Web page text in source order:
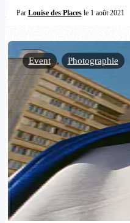
Par Louise des Placesle 1 août 2021
Event , Photographie